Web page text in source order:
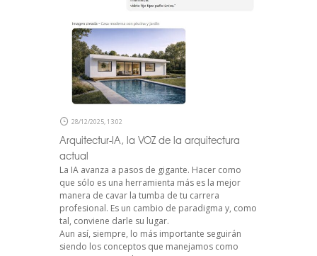
28/12/2025, 13:02
Arquitectur-IA, la VOZ de la arquitectura
actual
La IA avanza a pasos de gigante. Hacer como
que sólo es una herramienta más es la mejor
manera de cavar la tumba de tu carrera
profesional. Es un cambio de paradigma y, como
tal, conviene darle su lugar.
Aun así, siempre, lo más importante seguirán
siendo los conceptos que manejamos como